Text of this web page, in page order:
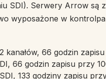
SDI). Serwery Arrow są
wyposażone w
66 godzin
66 godzin zapisu przy
133 godziny zapisu